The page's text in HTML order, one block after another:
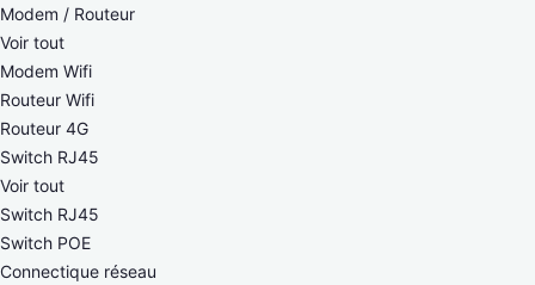
Modem / Routeur
Voir tout
Modem Wifi
Routeur Wifi
Routeur 4G
Switch RJ45
Voir tout
Switch RJ45
Switch POE
Connectique réseau